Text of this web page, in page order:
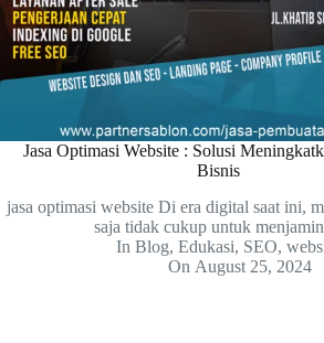
Jasa Optimasi Website : Solusi
Bisnis
jasa optimasi website Di era digital saat ini,
saja tidak cukup untuk
In Blog,Edukasi, SEO,
On August 25, 2024